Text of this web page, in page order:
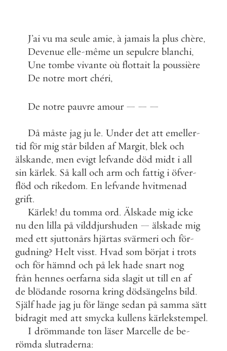
J’ai vu ma seule amie, à jamais la plus chère,
Devenue elle-même un sepulcre blanchi,
Une tombe vivante où flottait la poussière
De notre mort chéri,
De notre pauvre amour — — —
Då måste jag ju le. Under det att emeller-
tid för mig står bilden af Margit, blek och
älskande, men evigt lefvande död midt i all
sin kärlek. Så kall och arm och fattig i öfver-
flöd och rikedom. En lefvande hvitmenad
grift.
Kärlek! du tomma ord. Älskade mig icke
nu den lilla på vilddjurshuden — älskade mig
med ett sjuttonårs hjärtas svärmeri och för-
gudning? Helt visst. Hvad som börjat i trots
och för hämnd och på lek hade snart nog
från hennes oerfarna sida slagit ut till en af
de blödande rosorna kring dödsängelns bild.
Själf hade jag ju för länge sedan på samma sätt
bidragit med att smycka kullens kärlekstempel.
I drömmande ton läser Marcelle de be-
römda slutraderna: